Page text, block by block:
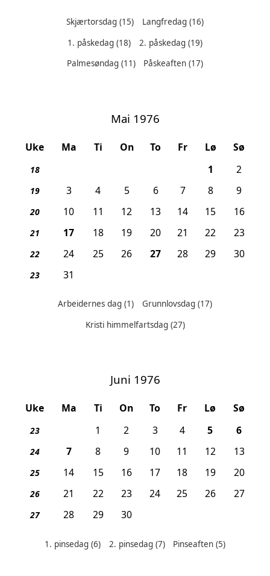
Helligdager denne måneden:
Skjærtorsdag(15) Langfredag (16)
1. påskedag(18) 2. påskedag (19)
Palmesøndag (11) Påskeaften(17)
Mai 1976
Uke Ma Ti On To Fr Lø Sø
18 1 , 2
19 3 4 5 6 7 8 9
20 10 11 12 13 14 15 16
21 17, Grunnlovsdag
18 19 20 21 22 23
22 24 25 26 27, Kristi himmelfartsdag
28 29 30
23 31
Helligdager denne måneden:
Arbeidernes dag(1) Grunnlovsdag (17)
Kristi himmelfartsdag (27)
Juni 1976
Uke Ma Ti On To Fr Lø Sø
23 1 2 3 4 5, Pinseaften
6, 1.
24 7, 2. pinsedag
8 9 10 11 12 13
25 14 15 16 17 18 19 20
26 21 22 23 24 25 26 27
27 28 29 30
Helligdager denne måneden:
1. pinsedag (6) 2. pinsedag (7) Pinseaften (5)